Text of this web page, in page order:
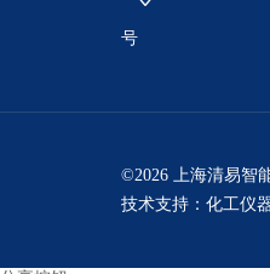
号
©2026 上海清易智
技术支持： 化工仪